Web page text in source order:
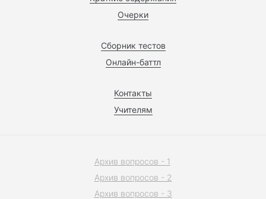
Очерки
Сборник тестов
Онлайн-баттл
Контакты
Учителям
Архив вопросов - 1
Архив вопросов - 2
Архив вопросов - 3